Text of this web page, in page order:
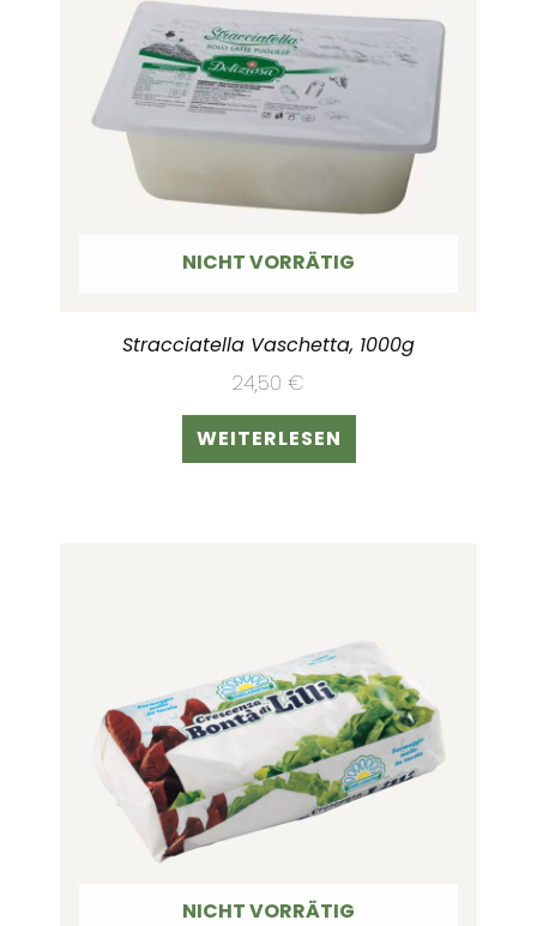
NICHT VORRÄTIG
Stracciatella Vaschetta, 1000g
24,50 €
WEITERLESEN
NICHT VORRÄTIG